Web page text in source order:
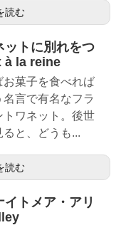
読む
ットに別れをつ
à la reine
菓子を食べれば
言で有名なフラ
トワネット。後世
と、どうも...
読む
イトメア・アリ